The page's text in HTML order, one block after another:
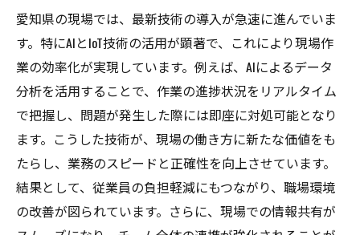
愛知県の現場では、最新技術の導入が急速に進んでいま
す。特にAIとIoT技術の活用が顕著で、これにより現場作
業の効率化が実現しています。例えば、AIによるデータ
分析を活用することで、作業の進捗状況をリアルタイム
で把握し、問題が発生した際には即座に対処可能となり
ます。こうした技術が、現場の働き方に新たな価値をも
たらし、業務のスピードと正確性を向上させています。
結果として、従業員の負担軽減にもつながり、職場環境
の改善が図られています。さらに、現場での情報共有が